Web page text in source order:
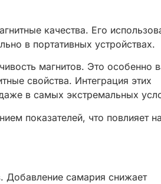
качества. Его
в портативных устройствах.
магнитов. Это особенно
свойства. Интеграция этих
в самых экстремальных
показателей, что повлияет на
Добавление самария снижает